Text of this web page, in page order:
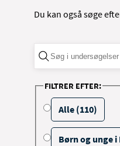
Du kan også søge
FILTRER EFTER:
Alle (110)
Børn og unge